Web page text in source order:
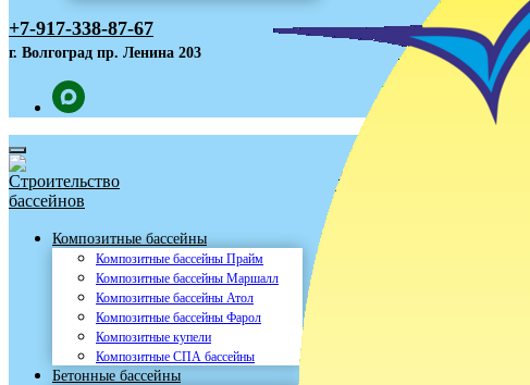
+7-917-338-87-67
г. Волгоград пр. Ленина 203
Композитные бассейны
Композитные бассейны Прайм
Композитные бассейны Маршалл
Композитные бассейны Атол
Композитные бассейны Фарол
Композитные купели
Композитные СПА бассейны
Бетонные бассейны